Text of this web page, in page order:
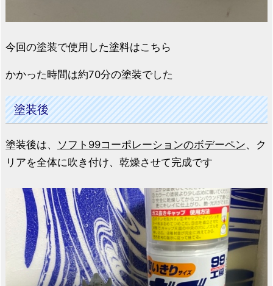
今回の塗装で使用した塗料はこちら
かかった時間は約70分の塗装でした
塗装後
塗装後は、 ソフト99コーポレーションのボデーペン、ク
リアを全体に吹き付け、乾燥させて完成です